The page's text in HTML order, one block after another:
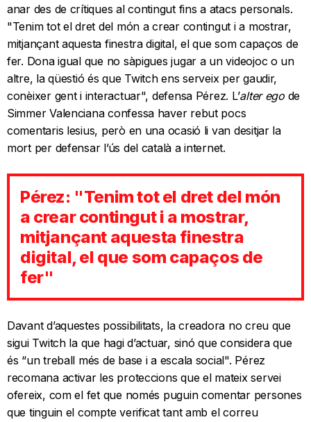
anar des de crítiques al contingut fins a atacs personals.
"Tenim tot el dret del món a crear contingut i a mostrar,
mitjançant aquesta finestra digital, el que som capaços de
fer. Dona igual que no sàpigues jugar a un videojoc o un
altre, la qüestió és que Twitch ens serveix per gaudir,
conèixer gent i interactuar", defensa Pérez. L’alter egode
Simmer Valenciana confessa haver rebut pocs
comentaris lesius, però en una ocasió li van desitjar la
mort per defensar l’ús del català a internet.
Pérez: "Tenim tot el dret del món
a crear contingut i a mostrar,
mitjançant aquesta finestra
digital, el que som capaços de
fer"
Davant d’aquestes possibilitats, la creadora no creu que
sigui Twitch la que hagi d’actuar, sinó que considera que
és “un treball més de base i a escala social". Pérez
recomana activar les proteccions que el mateix servei
ofereix, com el fet que només puguin comentar persones
que tinguin el compte verificat tant amb el correu